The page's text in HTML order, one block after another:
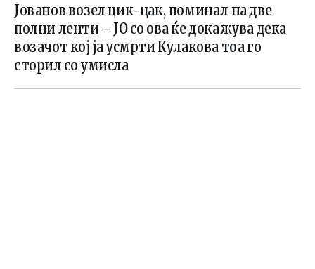
Јованов возел цик-цак, поминал на две
полни ленти – ЈО со ова ќе докажува дека
возачот кој ја усмрти Кулакова тоа го
сторил со умисла